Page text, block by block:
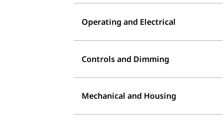
Operating and Electrical
Controls and Dimming
Mechanical and Housing